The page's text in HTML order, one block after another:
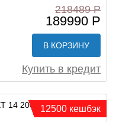
218489 Р
189990 Р
В КОРЗИНУ
Купить в кредит
12500 кешбэк